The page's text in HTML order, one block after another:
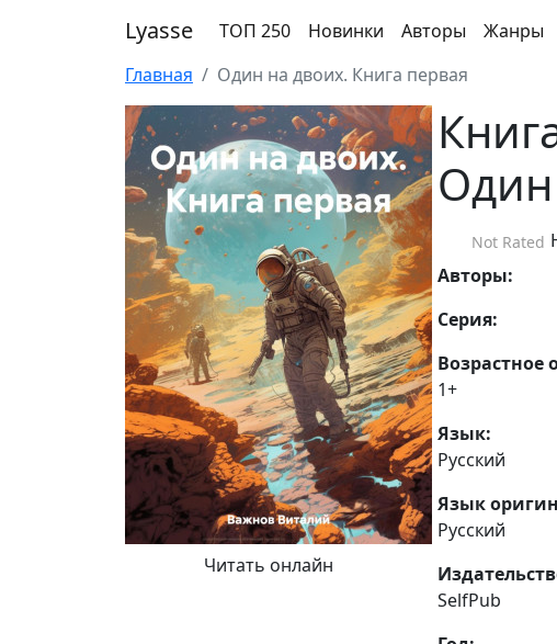
Lyasse ТОП 250 Новинки Авторы Жанры
Главная
Один на двоих. Книга первая
Читать онлайн
Один
Not Rated
Авторы:
Серия:
Возрастное
1+
Язык:
Русский
Язык
Русский
SelfPub